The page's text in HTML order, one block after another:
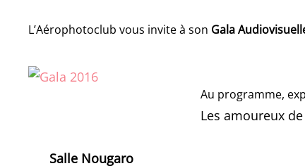
L’Aérophotoclub vous invite à son Gala
Au programme,
Les amoureux
Salle Nougaro